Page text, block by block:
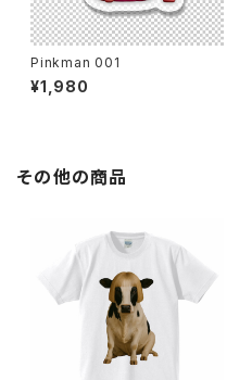
Pinkman 001
¥1,980
その他の商品